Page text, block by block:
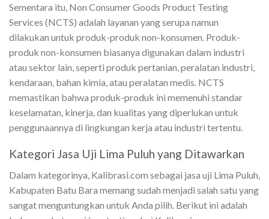
Sementara itu, Non Consumer Goods Product Testing
Services (NCTS) adalah layanan yang serupa namun
dilakukan untuk produk-produk non-konsumen. Produk-
produk non-konsumen biasanya digunakan dalam industri
atau sektor lain, seperti produk pertanian, peralatan industri,
kendaraan, bahan kimia, atau peralatan medis. NCTS
memastikan bahwa produk-produk ini memenuhi standar
keselamatan, kinerja, dan kualitas yang diperlukan untuk
penggunaannya di lingkungan kerja atau industri tertentu.
Kategori Jasa Uji Lima Puluh yang Ditawarkan
Dalam kategorinya, Kalibrasi.com sebagai jasa uji Lima Puluh,
Kabupaten Batu Bara memang sudah menjadi salah satu yang
sangat menguntungkan untuk Anda pilih. Berikut ini adalah